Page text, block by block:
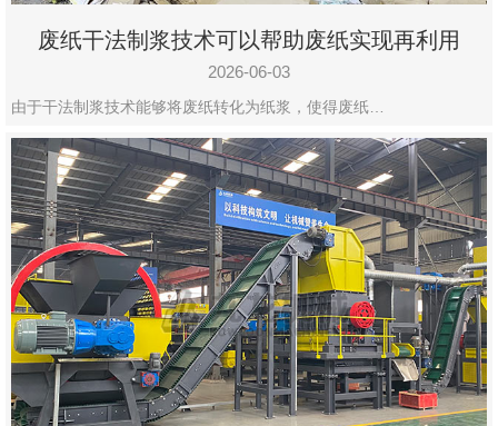
废纸干法制浆技术可以帮助废纸实现再利用
2026-06-03
由于干法制浆技术能够将废纸转化为纸浆，使得废纸…